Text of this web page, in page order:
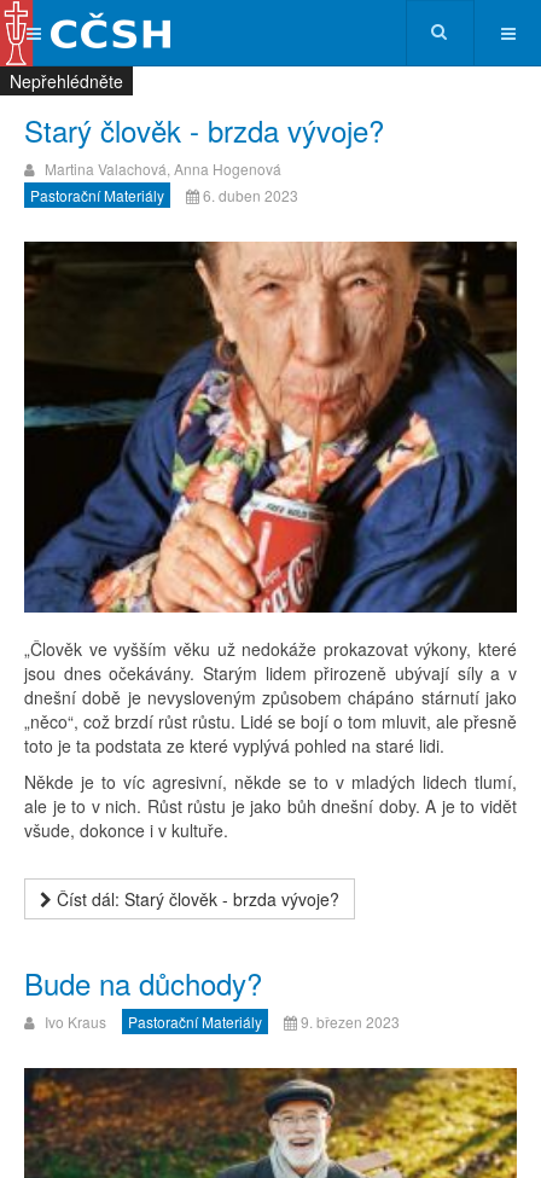
Starý člověk - brzda vývoje?
Martina Valachová, Anna Hogenová
Pastorační Materiály
6. duben 2023
„Člověk ve vyšším věku už nedokáže prokazovat výkony, které
jsou dnes očekávány. Starým lidem přirozeně ubývají síly a v
dnešní době je nevysloveným způsobem chápáno stárnutí jako
„něco“, což brzdí růst růstu. Lidé se bojí o tom mluvit, ale přesně
toto je ta podstata ze které vyplývá pohled na staré lidi.
Někde je to víc agresivní, někde se to v mladých lidech tlumí,
ale je to v nich. Růst růstu je jako bůh dnešní doby. A je to vidět
všude, dokonce i v kultuře.
Číst dál: Starý člověk - brzda vývoje?
Bude na důchody?
Ivo Kraus Pastorační Materiály 9. březen 2023
Nepřehlédněte
Nepřehlédněte
Nepřehlédněte
Nepřehlédněte